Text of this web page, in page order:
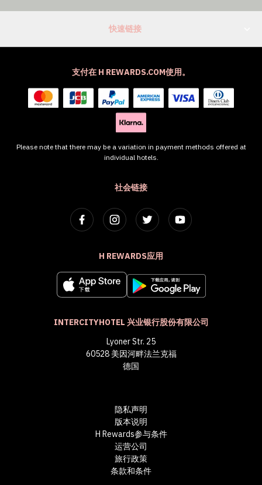
快速链接
社会链接
H REWARDS应用
INTERCITYHOTEL 兴业银行股份有限公司
Lyoner Str. 25
60528 美因河畔法兰克福
德国
支付在 H REWARDS.COM使用。
Please note that there may be a variation in payment methods offered at
individual hotels.
隐私声明
版本说明
H Rewards参与条件
运营公司
旅行政策
条款和条件